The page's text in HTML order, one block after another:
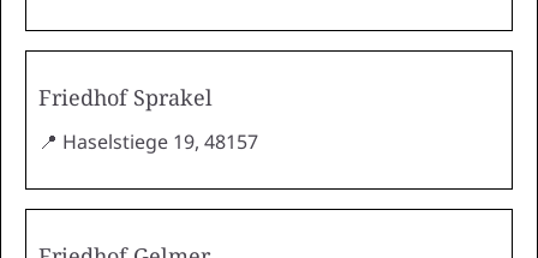
Friedhof Sprakel
📍 Haselstiege 19, 48157